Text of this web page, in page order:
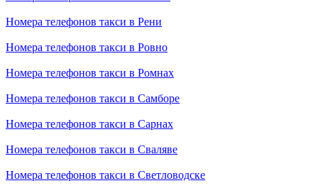
Номера телефонов такси в Рени
Номера телефонов такси в Ровно
Номера телефонов такси в Ромнах
Номера телефонов такси в Самборе
Номера телефонов такси в Сарнах
Номера телефонов такси в Сваляве
Номера телефонов такси в Светловодске